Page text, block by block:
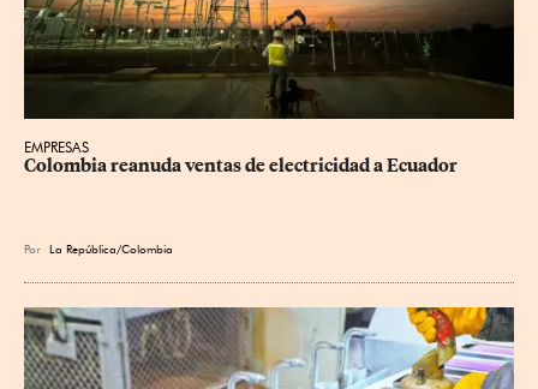
EMPRESAS
Colombia reanuda ventas de electricidad a Ecuador
Por La República/Colombia